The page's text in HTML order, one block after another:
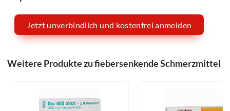
Jetzt unverbindlich und kostenfrei anmelden
Weitere Produkte zu fiebersenkende Schmerzmittel